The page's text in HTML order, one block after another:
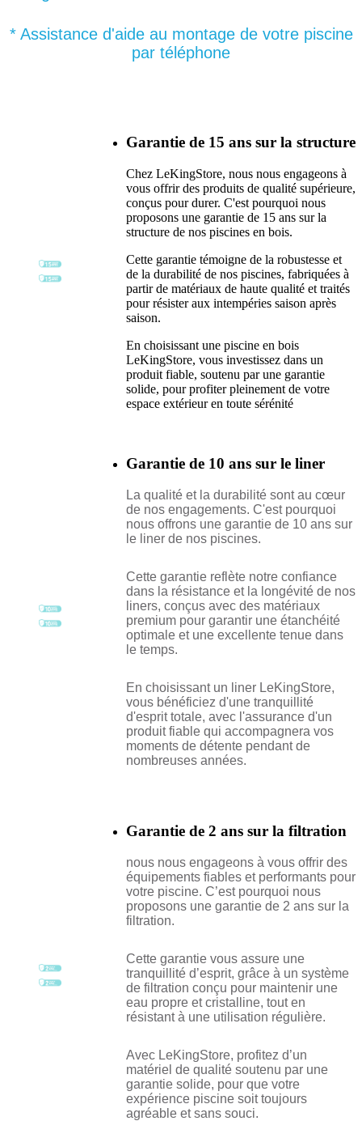
* Assistance d'aide au montage de votre piscine
par téléphone
Garantie de 15 ans sur la structure
Chez LeKingStore, nous nous engageons à
vous offrir des produits de qualité supérieure,
conçus pour durer. C'est pourquoi nous
proposons une garantie de 15 ans sur la
structure de nos piscines en bois.
Cette garantie témoigne de la robustesse et
de la durabilité de nos piscines, fabriquées à
partir de matériaux de haute qualité et traités
pour résister aux intempéries saison après
saison.
En choisissant une piscine en bois
LeKingStore, vous investissez dans un
produit fiable, soutenu par une garantie
solide, pour profiter pleinement de votre
espace extérieur en toute sérénité
Garantie de 10 ans sur le liner
La qualité et la durabilité sont au cœur
de nos engagements. C'est pourquoi
nous offrons une garantie de 10 ans sur
le liner de nos piscines.
Cette garantie reflète notre confiance
dans la résistance et la longévité de nos
liners, conçus avec des matériaux
premium pour garantir une étanchéité
optimale et une excellente tenue dans
le temps.
En choisissant un liner LeKingStore,
vous bénéficiez d'une tranquillité
d'esprit totale, avec l'assurance d'un
produit fiable qui accompagnera vos
moments de détente pendant de
nombreuses années.
Garantie de 2 ans sur la filtration
nous nous engageons à vous offrir des
équipements fiables et performants pour
votre piscine. C’est pourquoi nous
proposons une garantie de 2 ans sur la
filtration.
Cette garantie vous assure une
tranquillité d’esprit, grâce à un système
de filtration conçu pour maintenir une
eau propre et cristalline, tout en
résistant à une utilisation régulière.
Avec LeKingStore, profitez d’un
matériel de qualité soutenu par une
garantie solide, pour que votre
expérience piscine soit toujours
agréable et sans souci.